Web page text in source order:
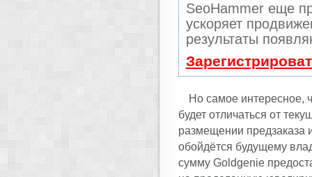
SeoHammer еще
ускоряет
результаты
Но самое интересное,
будет отличаться от
размещении предзаказа
обойдётся будущему
сумму Goldgenie